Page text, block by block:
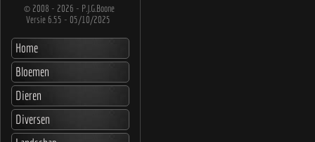
© 2008 - 2026 - P.J.G.Boone
Versie 6.55 - 05/10/2025
Home
Bloemen
Dieren
Diversen